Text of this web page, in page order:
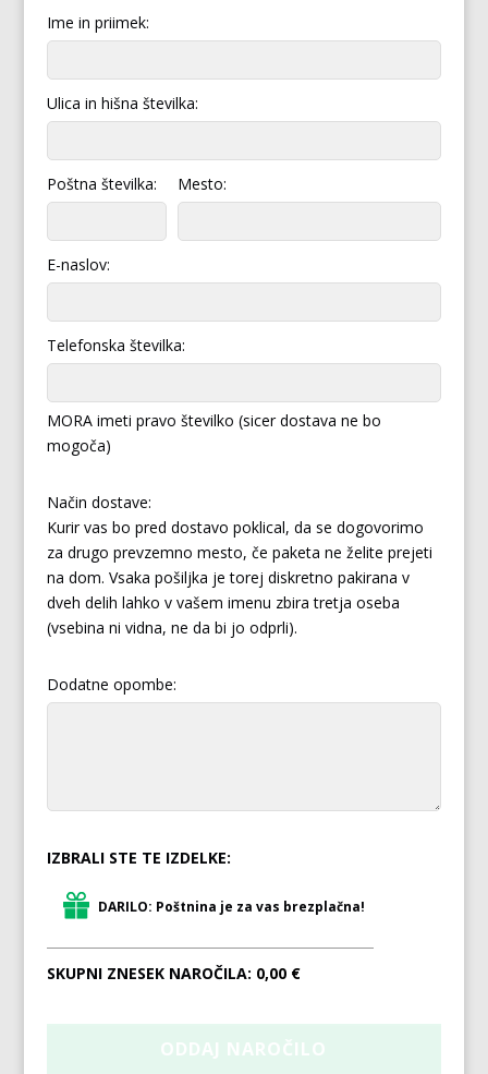
Ime in priimek:
Ulica in hišna številka:
Poštna številka: Mesto:
E-naslov:
Telefonska številka:
MORA imeti pravo številko (sicer dostava ne bo
mogoča)
Način dostave:
Kurir vas bo pred dostavo poklical, da se dogovorimo
za drugo prevzemno mesto, če paketa ne želite prejeti
na dom. Vsaka pošiljka je torej diskretno pakirana v
dveh delih lahko v vašem imenu zbira tretja oseba
(vsebina ni vidna, ne da bi jo odprli).
Dodatne opombe:
IZBRALI STE TE IZDELKE:
DARILO: Poštnina je za vas brezplačna!
SKUPNI ZNESEK NAROČILA: 0,00 €